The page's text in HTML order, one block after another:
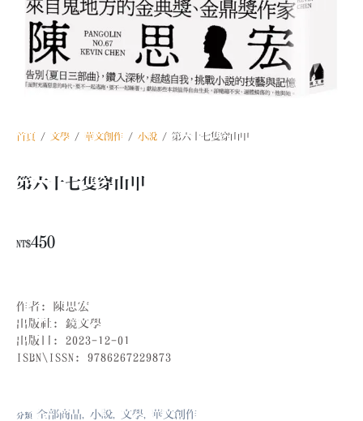
首頁 / 文學 / 華文創作 / 小說 / 第六十七隻穿山甲
第六十七隻穿山甲
NT$450
作者: 陳思宏
出版社: 鏡文學
出版日: 2023-12-01
ISBN\ISSN: 9786267229873
分類 全部商品 小說 文學 華文創作